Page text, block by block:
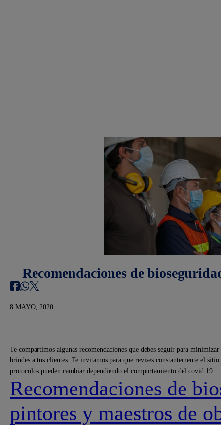
Recomendaciones de
8 MAYO, 2020
Te compartimos algunas recomendaciones que debes seguir para
brindes a tus clientes. Te invitamos para que revises constantemente el
protocolos pueden cambiar dependiendo el comportamiento del covid 19.
Recomendaciones de
pintores y maestros de